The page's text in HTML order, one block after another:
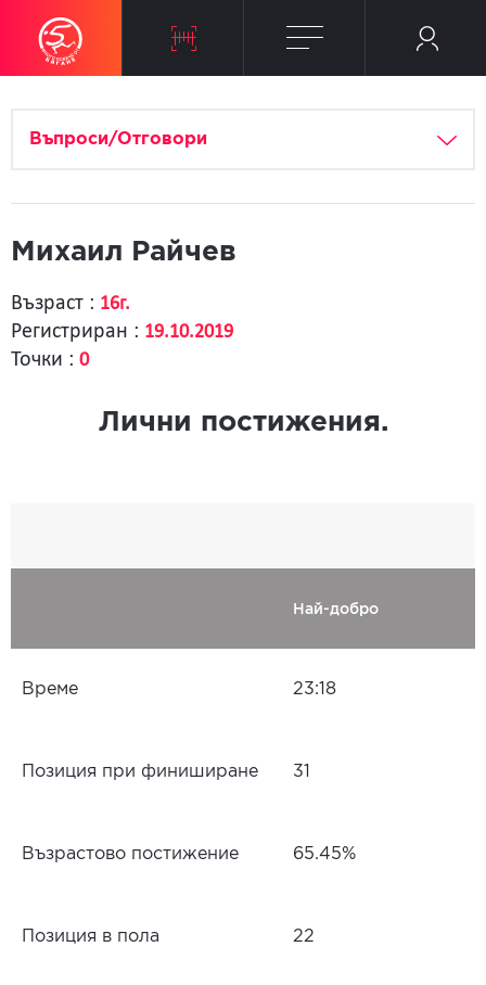
Въпроси/Отговори
Михаил Райчев
Възраст : 16г.
Регистриран : 19.10.2019
Точки : 0
Лични постижения.
Най-добро
Време 23:18
Позиция при финиширане 31
Възрастово постижение 65.45%
Позиция в пола 22